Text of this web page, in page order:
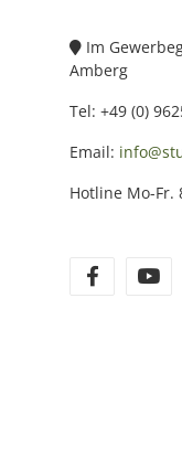
Im
Amberg
Tel: +49 (0)
Email:
Hotline Mo-Fr.